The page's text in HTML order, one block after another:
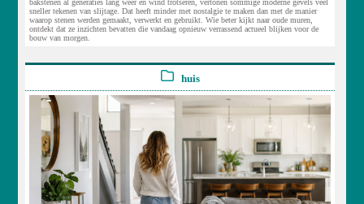
sneller tekenen van slijtage. Dat heeft minder met nostalgie te maken dan met de manier
waarop stenen werden gemaakt, verwerkt en gebruikt. Wie beter kijkt naar oude muren,
ontdekt dat ze inzichten bevatten die vandaag opnieuw verrassend actueel blijken voor de
bouw van morgen.
huis